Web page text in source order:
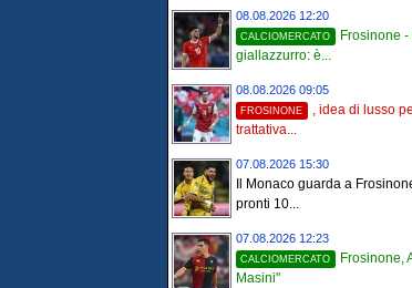
08.08.2026 12:20
CALCIOMERCATO
Frosinone
giallazzurro: è...
08.08.2026 09:05
FROSINONE
, idea di lusso
trattativa...
07.08.2026 15:30
Il Monaco guarda a
pronti 10...
07.08.2026 12:23
CALCIOMERCATO
Frosinone,
Masini"